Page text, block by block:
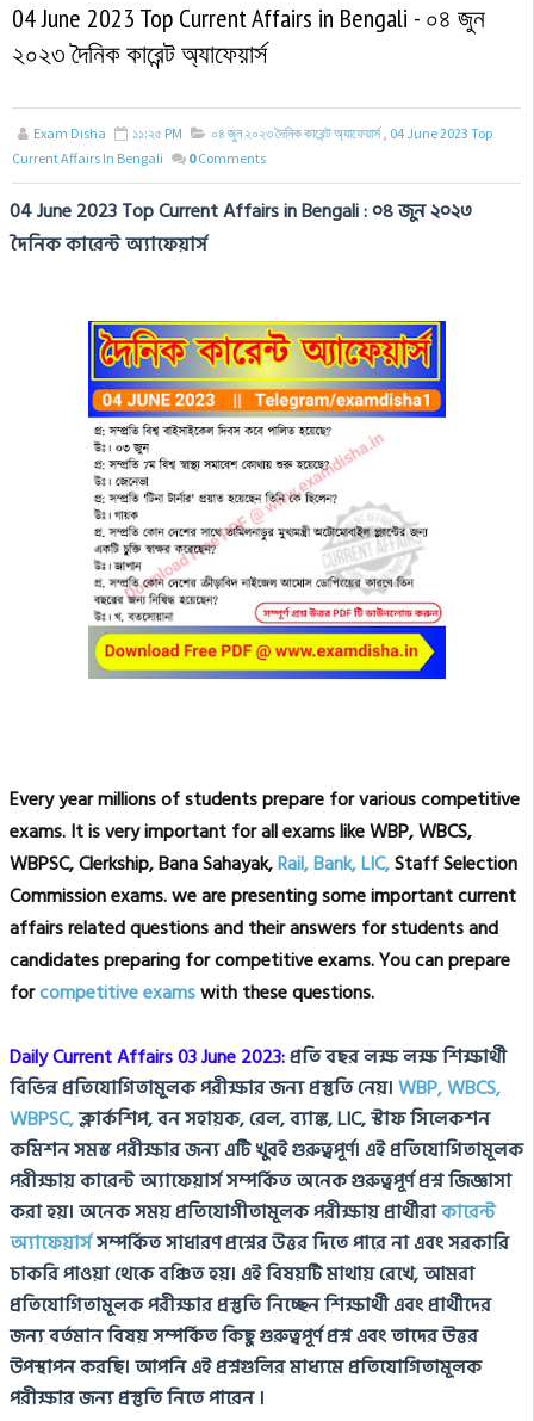
04 June 2023 Top Current Affairs in Bengali - ০৪ জুন
২০২৩ দৈনিক কারেন্ট অ্যাফেয়ার্স
Exam Disha ১১:২৫ PM ০৪ জুন ২০২৩ দৈনিক কারেন্ট অ্যাফেয়ার্স , 04 June 2023 Top
Current Affairs In Bengali
0 Comments
04 June 2023 TopCurrent Affairs in Bengali : ০৪ জুন ২০২৩
দৈনিক কারেন্ট অ্যাফেয়ার্স
Every year millions of students prepare for various competitive
exams. It is very important for all exams like WBP, WBCS,
WBPSC, Clerkship, Bana Sahayak,Rail, Bank, LIC,Staff Selection
Commission exams. we are presenting some important current
affairs related questions and their answers for students and
candidates preparing for competitive exams. You can prepare
forcompetitive examswith these questions.
Daily Current Affairs 03 June 2023:প্রতি বছর লক্ষ লক্ষ শিক্ষার্থী
বিভিন্ন প্রতিযোগিতামূলক পরীক্ষার জন্য প্রস্তুতি নেয়।WBP, WBCS,
WBPSC,ক্লার্কশিপ, বন সহায়ক, রেল, ব্যাঙ্ক, LIC, স্টাফ সিলেকশন
কমিশন সমস্ত পরীক্ষার জন্য এটি খুবই গুরুত্বপূর্ণ।এই প্রতিযোগিতামূলক
পরীক্ষায় কারেন্ট অ্যাফেয়ার্স সম্পর্কিত অনেক গুরুত্বপূর্ণ প্রশ্ন জিজ্ঞাসা
করা হয়।অনেক সময় প্রতিযোগীতামূলক পরীক্ষায় প্রার্থীরাকারেন্ট
অ্যাফেয়ার্সসম্পর্কিত সাধারণ প্রশ্নের উত্তর দিতে পারে না এবং সরকারি
চাকরি পাওয়া থেকে বঞ্চিত হয়।এই বিষয়টি মাথায় রেখে, আমরা
প্রতিযোগিতামূলক পরীক্ষার প্রস্তুতি নিচ্ছেন শিক্ষার্থী এবং প্রার্থীদের
জন্য বর্তমান বিষয় সম্পর্কিত কিছু গুরুত্বপূর্ণ প্রশ্ন এবং তাদের উত্তর
উপস্থাপন করছি।আপনি এই প্রশ্নগুলির মাধ্যমে প্রতিযোগিতামূলক
পরীক্ষার জন্য প্রস্তুতি নিতে পারেন ।